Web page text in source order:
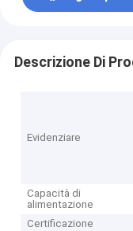
Descrizione Di
Evidenziare
Capacità di
alimentazione
Certificazione